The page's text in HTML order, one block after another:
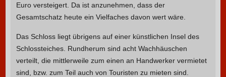
Euro versteigert. Da ist anzunehmen, dass der
Gesamtschatz heute ein Vielfaches davon wert wäre.
Das Schloss liegt übrigens auf einer künstlichen Insel des
Schlossteiches. Rundherum sind acht Wachhäuschen
verteilt, die mittlerweile zum einen an Handwerker vermietet
sind, bzw. zum Teil auch von Touristen zu mieten sind.